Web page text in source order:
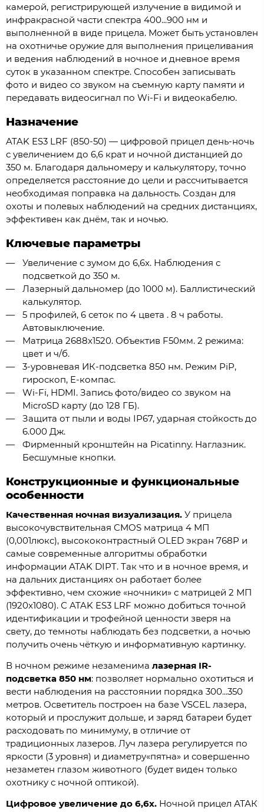
камерой, регистрирующей излучение в видимой и
инфракрасной части спектра 400...900 нм и
выполненной в виде прицела. Может быть установлен
на охотничье оружие для выполнения прицеливания
и ведения наблюдений в ночное и дневное время
суток в указанном спектре. Способен записывать
фото и видео со звуком на съемную карту памяти и
передавать видеосигнал по Wi-Fi и видеокабелю.
Назначение
ATAK ES3 LRF (850-50) — цифровой прицел день-ночь
с увеличением до 6,6 крат и ночной дистанцией до
350 м. Благодаря дальномеру и калькулятору, точно
определяется расстояние до цели и рассчитывается
необходимая поправка на дальность. Создан для
охоты и полевых наблюдений на средних дистанциях,
эффективен как днём, так и ночью.
Ключевые параметры
Увеличение с зумом до 6,6x. Наблюдения с
подсветкой до 350 м.
Лазерный дальномер (до 1000 м). Баллистический
калькулятор.
5 профилей, 6 сеток по 4 цвета . 8 ч работы.
Автовыключение.
Матрица 2688x1520. Объектив F50мм. 2 режима:
цвет и ч/б.
3-уровневая ИК-подсветка 850 нм. Режим PiP,
гироскоп, E-компас.
Wi-Fi, HDMI. Запись фото/видео со звуком на
MicroSD карту (до 128 ГБ).
Защита от пыли и воды IP67, ударная стойкость до
6.000 Дж.
Фирменный кронштейн на Picatinny. Наглазник.
Бесшумные кнопки.
Конструкционные и функциональные
особенности
Качественная ночная визуализация. У прицела
высокочувствительная CMOS матрица 4 МП
(0,001люкс), высококонтрастный OLED экран 768P и
самые современные алгоритмы обработки
информации ATAK DIPT. Так что и в ночное время, и
на дальних дистанциях он работает более
эффективно, чем схожие «ночники» с матрицей 2 МП
(1920x1080). С ATAK ES3 LRF можно добиться точной
идентификации и трофейной ценности зверя на
свету, до темноты наблюдать без подсветки, а ночью
получить очень чёткую и информативную картинку.
В ночном режиме незаменима лазерная IR-
подсветка 850 нм: позволяет нормально охотиться и
вести наблюдения на расстоянии порядка 300...350
метров. Осветитель построен на базе VSCEL лазера,
который и прослужит дольше, и заряд батареи будет
расходовать по минимуму, в отличие от
традиционных лазеров. Луч лазера регулируется по
яркости (3 уровня) и диаметру«пятна» и совершенно
незаметен глазом животного (будет виден только
охотнику с ночной оптикой).
Цифровое увеличение до 6,6x. Ночной прицел АТАК